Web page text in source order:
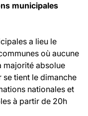
municipales
a lieu le
où aucune
majorité absolue
tient le dimanche
nationales et
à partir de 20h